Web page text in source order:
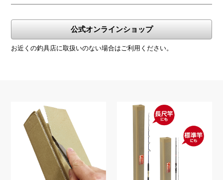
公式オンラインショップ
お近くの釣具店に取扱いのない場合はご利用ください。